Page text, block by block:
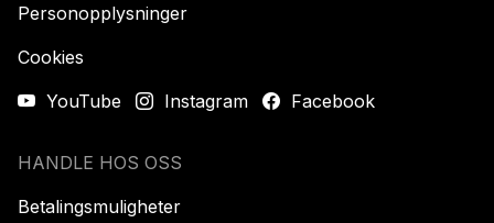
Personopplysninger
Cookies
YouTube
Instagram Facebook
HANDLE HOS OSS
Betalingsmuligheter